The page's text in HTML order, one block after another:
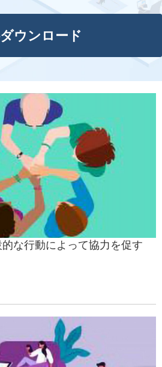
ウンロード
的な行動によって協力を促す